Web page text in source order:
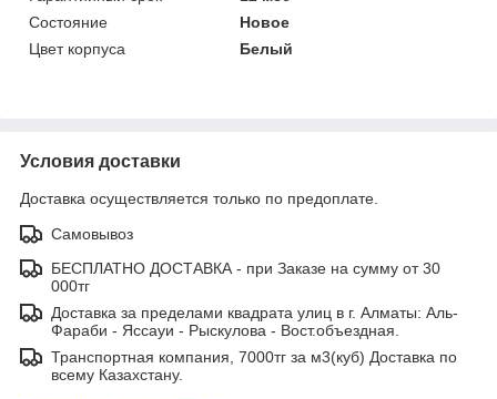
Состояние
Новое
Цвет корпуса
Белый
Условия доставки
Доставка осуществляется только по предоплате.
Самовывоз
БЕСПЛАТНО ДОСТАВКА - при Заказе на сумму от 30
000тг
Доставка за пределами квадрата улиц в г. Алматы: Аль-
Фараби - Яссауи - Рыскулова - Вост.объездная.
Транспортная компания, 7000тг за м3(куб) Доставка по
всему Казахстану.